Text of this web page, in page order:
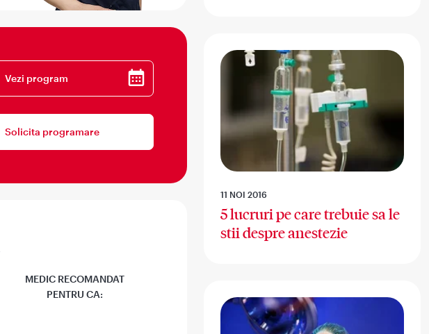
Vezi program
Solicita programare
MEDIC RECOMANDAT
PENTRU CA:
11 NOI 2016
5 lucruri pe care trebuie sa le
stii despre anestezie